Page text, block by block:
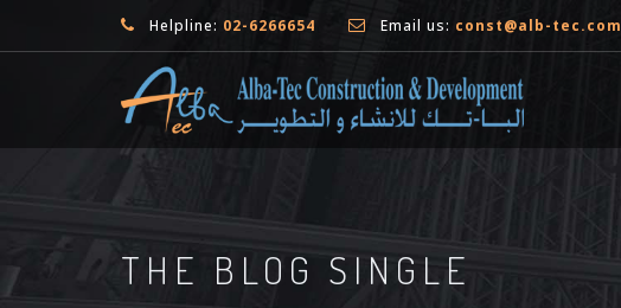
Helpline: 02-6266654 Email us: const@alb-tec.com
THE BLOG SINGLE